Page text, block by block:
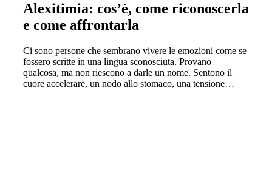
Alexitimia: cos’è, come riconoscerla
e come affrontarla
Ci sono persone che sembrano vivere le emozioni come se
fossero scritte in una lingua sconosciuta. Provano
qualcosa, ma non riescono a darle un nome. Sentono il
cuore accelerare, un nodo allo stomaco, una tensione…